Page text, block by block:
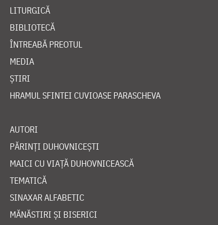
LITURGICĂ
BIBLIOTECĂ
ÎNTREABĂ PREOTUL
MEDIA
ȘTIRI
HRAMUL SFINTEI CUVIOASE PARASCHEVA
AUTORI
PĂRINȚI DUHOVNICEȘTI
MAICI CU VIAȚĂ DUHOVNICEASCĂ
TEMATICĂ
SINAXAR ALFABETIC
MĂNĂSTIRI ȘI BISERICI